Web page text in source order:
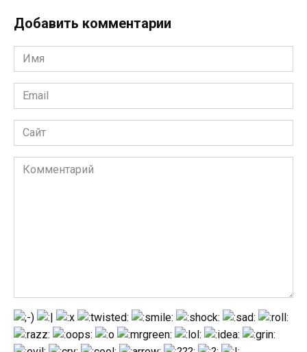
Добавить комментарии
Имя
*
Email
*
Сайт
Комментарий